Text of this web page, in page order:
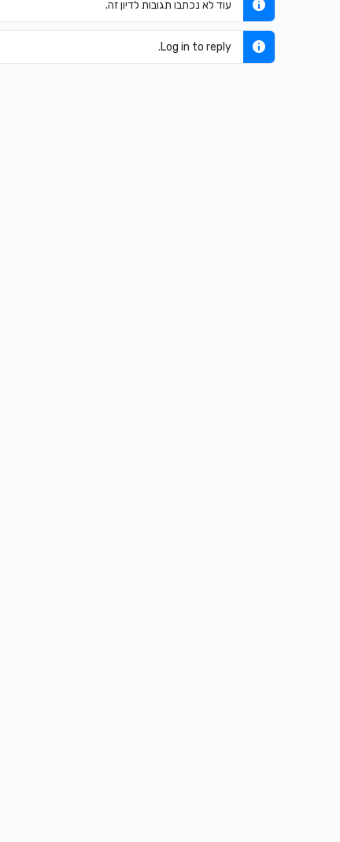
עוד לא נכתבו תגובות לדיון זה.
Log in to reply.